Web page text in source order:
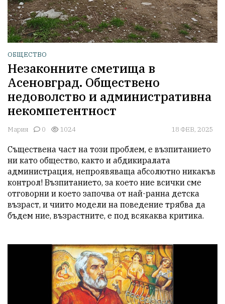
ОБЩЕСТВО
Незаконните сметища в
Асеновград. Обществено
недоволство и административна
некомпетентност
Мария 0 1024 18 ФЕВ, 2025
Съществена част на този проблем, е възпитанието
ни като общество, както и абдикиралата
администрация, непроявяваща абсолютно никакъв
контрол! Възпитанието, за което ние всички сме
отговорни и което започва от най-ранна детска
възраст, и чиито модели на поведение трябва да